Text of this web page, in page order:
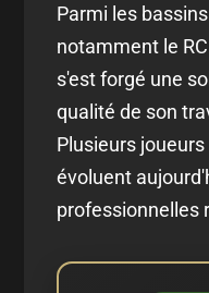
Parmi les
notamment le
s'est forgé une
qualité de son
Plusieurs
évoluent
professionnelles